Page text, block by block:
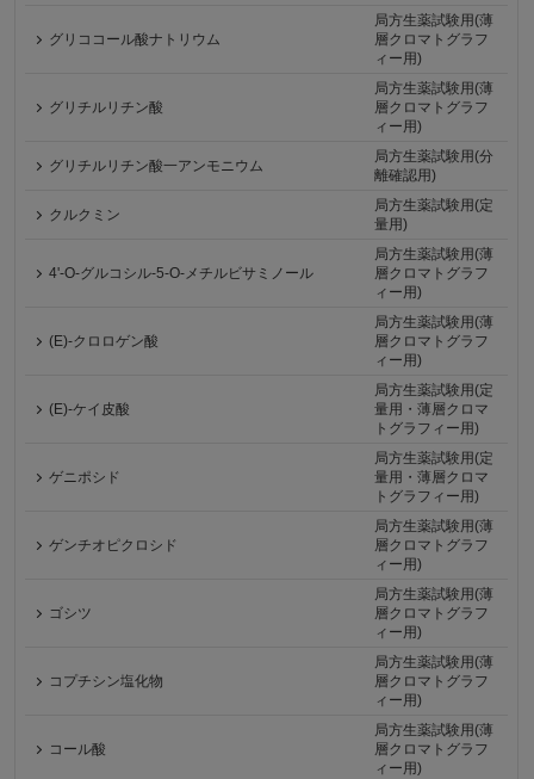
グリココール酸ナトリウム
局方生薬試験用(薄
層クロマトグラフ
ィー用)
グリチルリチン酸
局方生薬試験用(薄
層クロマトグラフ
ィー用)
グリチルリチン酸一アンモニウム
局方生薬試験用(分
離確認用)
クルクミン
局方生薬試験用(定
量用)
4'-O-グルコシル-5-O-メチルビサミノール
局方生薬試験用(薄
層クロマトグラフ
ィー用)
(E)-クロロゲン酸
局方生薬試験用(薄
層クロマトグラフ
ィー用)
(E)-ケイ皮酸
局方生薬試験用(定
量用・薄層クロマ
トグラフィー用)
ゲニポシド
局方生薬試験用(定
量用・薄層クロマ
トグラフィー用)
ゲンチオピクロシド
局方生薬試験用(薄
層クロマトグラフ
ィー用)
ゴシツ
局方生薬試験用(薄
層クロマトグラフ
ィー用)
コプチシン塩化物
局方生薬試験用(薄
層クロマトグラフ
ィー用)
コール酸
局方生薬試験用(薄
層クロマトグラフ
ィー用)